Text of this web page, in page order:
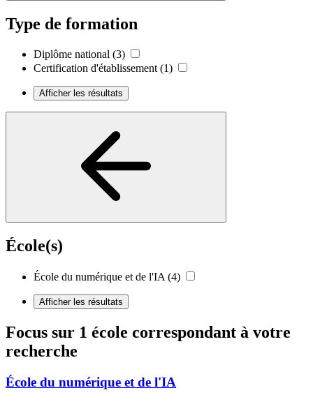
Type de formation
Diplôme national (3)
Certification d'établissement (1)
Afficher les résultats
École(s)
École du numérique et de l'IA (4)
Afficher les résultats
Focus sur 1 école correspondant à votre
recherche
École du numérique et de l'IA